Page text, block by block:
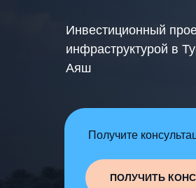
Инвестиционный
инфраструктурой в
Аяш
Получите
ПОЛУЧИТЬ